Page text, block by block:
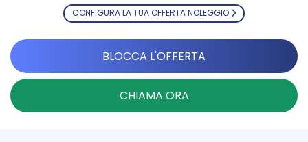
CONFIGURA LA TUA OFFERTA NOLEGGIO
BLOCCA L'OFFERTA
CHIAMA ORA